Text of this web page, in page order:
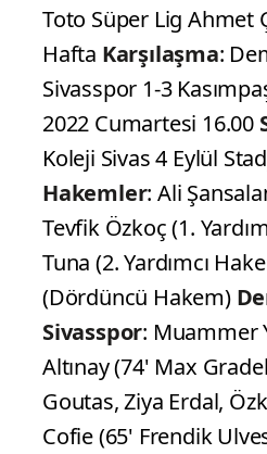
Toto Süper Lig Ahmet
Hafta Karşılaşma:
Sivasspor 1-3
2022 Cumartesi 16.00
Koleji Sivas 4 Eylül
Hakemler: Ali
Tevfik Özkoç (1.
Tuna (2. Yardımcı
(Dördüncü Hakem)
Sivasspor: Muammer
Altınay (74' Max
Goutas, Ziya Erdal,
Cofie (65' Frendik